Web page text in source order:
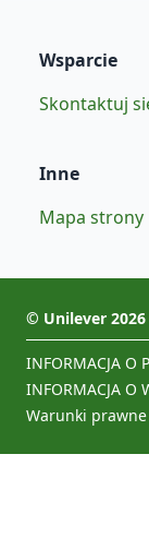
Wsparcie
Skontaktuj
Inne
Mapa strony
© Unilever 2026
INFORMACJA O
INFORMACJA O
Warunki prawne